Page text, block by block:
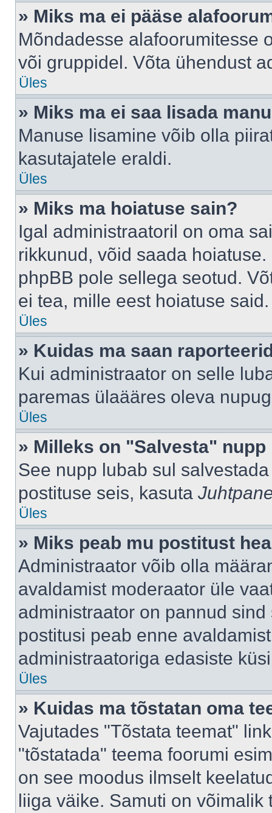
» Miks ma ei pääse
Mõndadesse alafoorumitesse
või gruppidel. Võta ühendust
Üles
» Miks ma ei saa lisada
Manuse lisamine võib olla
kasutajatele eraldi.
Üles
» Miks ma hoiatuse sain?
Igal administraatoril on oma
rikkunud, võid saada
phpBB pole sellega seotud.
ei tea, mille eest hoiatuse said.
Üles
» Kuidas ma saan
Kui administraator on selle
paremas ülaääres oleva
Üles
» Milleks on "Salvesta"
See nupp lubab sul
postituse seis, kasuta
Üles
» Miks peab mu postitust
Administraator võib olla
avaldamist moderaator üle
administraator on pannud
postitusi peab enne
administraatoriga edasiste
Üles
» Kuidas ma tõstatan oma
Vajutades "Tõstata teemat"
"tõstatada" teema foorumi
on see moodus ilmselt
liiga väike. Samuti on